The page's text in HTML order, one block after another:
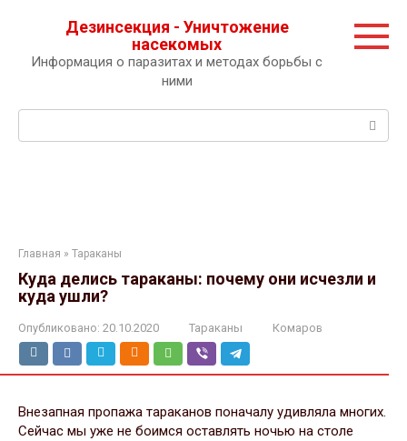
Дезинсекция - Уничтожение
насекомых
Информация о паразитах и методах борьбы с
ними
Главная » Тараканы
Куда делись тараканы: почему они исчезли и
куда ушли?
Опубликовано: 20.10.2020 Тараканы Комаров
Внезапная пропажа тараканов поначалу удивляла многих.
Сейчас мы уже не боимся оставлять ночью на столе